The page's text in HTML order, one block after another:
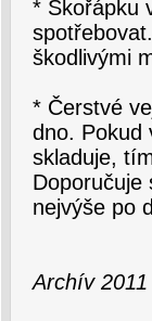
* Skořápku
škodlivými
* Čerstvé
dno. Pokud
skladuje,
Doporučuje
nejvýše po
Archív 2011